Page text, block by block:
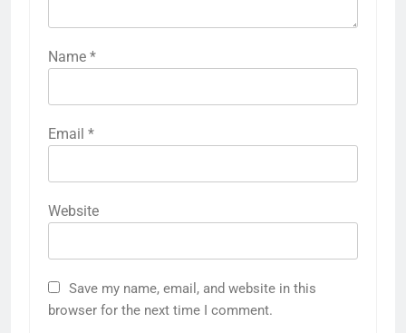
Name *
Email *
Website
Save my name, email, and website in this
browser for the next time I comment.